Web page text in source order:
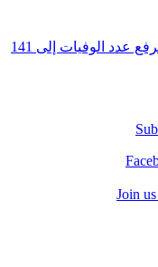
“أحداث سبتة ومليلية”.. تقديرات حقوقية ترفع عدد الوفيات إلى 141
Join